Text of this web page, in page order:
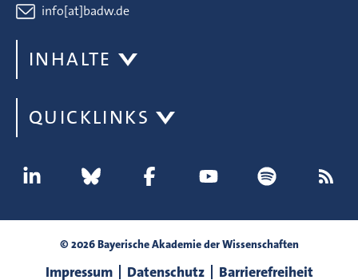
info[at]badw.de
INHALTE
QUICKLINKS
© 2026 Bayerische Akademie der Wissenschaften
Impressum Datenschutz Barrierefreiheit